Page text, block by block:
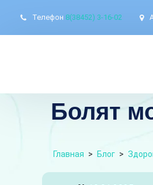
Телефон 8(38452) 3-16-02
Болят
Главная > Блог >